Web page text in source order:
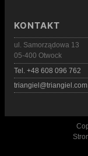
KONTAKT
ul. Samorządowa 13
05-400 Otwock
Tel. +48 608 096 762
triangiel@triangiel.com